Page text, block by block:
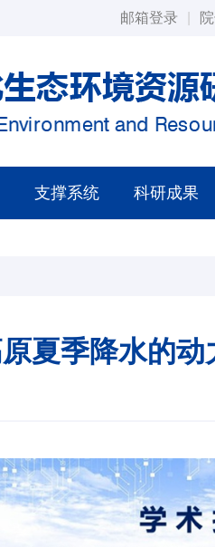
邮箱登录
支撑系统 科研成果
夏季降水的